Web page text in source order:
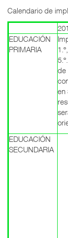
Calendario de
EDUCACIÓN
PRIMARIA
de
en
EDUCACIÓN
SECUNDARIA